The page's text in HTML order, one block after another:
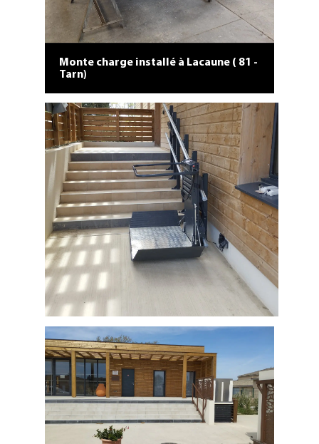
Monte charge installé à Lacaune ( 81 -
Tarn)
2 plate-formes monte-escalier, Saint
Cyprien (département 66 Pyrénées
Orientales)